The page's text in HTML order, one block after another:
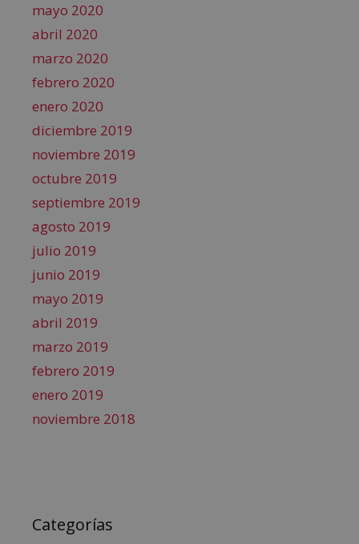
mayo 2020
abril 2020
marzo 2020
febrero 2020
enero 2020
diciembre 2019
noviembre 2019
octubre 2019
septiembre 2019
agosto 2019
julio 2019
junio 2019
mayo 2019
abril 2019
marzo 2019
febrero 2019
enero 2019
noviembre 2018
Categorías